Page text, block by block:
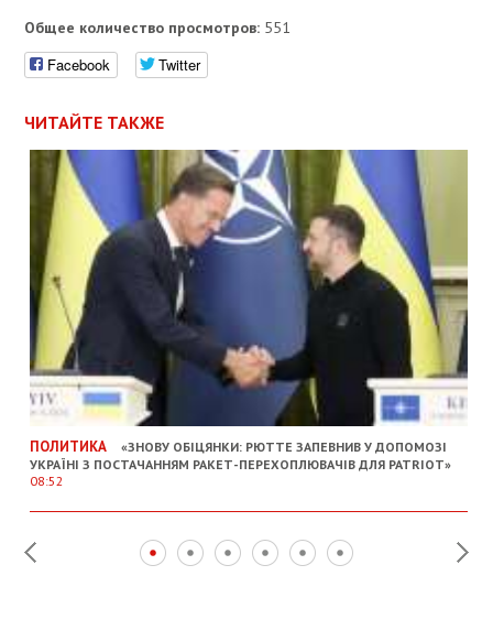
Общее количество просмотров: 551
Facebook Twitter
ЧИТАЙТЕ ТАКЖЕ
ПОЛИТИКА
«ЗНОВУ ОБІЦЯНКИ: РЮТТЕ ЗАПЕВНИВ У ДОПОМОЗІ
УКРАЇНІ З ПОСТАЧАННЯМ РАКЕТ-ПЕРЕХОПЛЮВАЧІВ ДЛЯ PATRIOT»
08:52